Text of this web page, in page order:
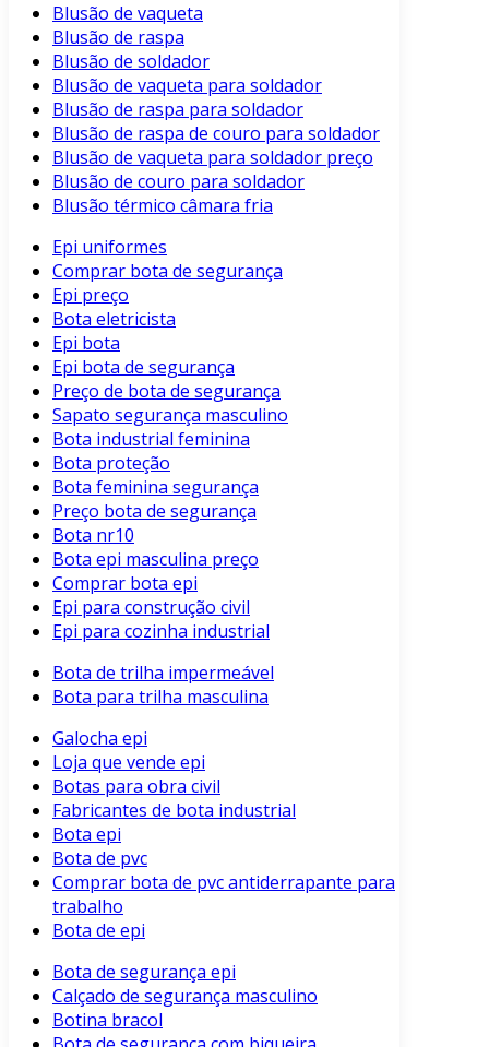
Blusão de vaqueta
Blusão de raspa
Blusão de soldador
Blusão de vaqueta para soldador
Blusão de raspa para soldador
Blusão de raspa de couro para soldador
Blusão de vaqueta para soldador preço
Blusão de couro para soldador
Blusão térmico câmara fria
Epi uniformes
Comprar bota de segurança
Epi preço
Bota eletricista
Epi bota
Epi bota de segurança
Preço de bota de segurança
Sapato segurança masculino
Bota industrial feminina
Bota proteção
Bota feminina segurança
Preço bota de segurança
Bota nr10
Bota epi masculina preço
Comprar bota epi
Epi para construção civil
Epi para cozinha industrial
Bota de trilha impermeável
Bota para trilha masculina
Galocha epi
Loja que vende epi
Botas para obra civil
Fabricantes de bota industrial
Bota epi
Bota de pvc
Comprar bota de pvc antiderrapante para
trabalho
Bota de epi
Bota de segurança epi
Calçado de segurança masculino
Botina bracol